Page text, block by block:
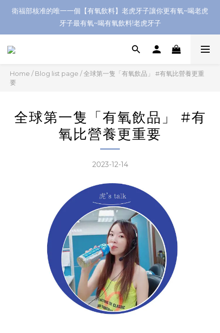
衛福部核准的唯一一個【有氧飲料】老虎牙子讓你更有氧~喝老虎
牙子最有氧~喝有氧飲料!老虎牙子
Home /Blog list page /全球第一隻「有氧飲品」 #有氧比營養更重
要
全球第一隻「有氧飲品」 #有
氧比營養更重要
2023-12-14